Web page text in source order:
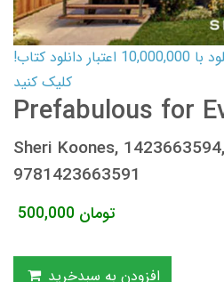
کارت اعتباری کتاب دانلود با 10,000,000 اعتبار دانلود کتاب!
کلیک کنید
Prefabulous for
Sheri Koones,
9781423663591
500,000 تومان
افزودن به سبدخرید